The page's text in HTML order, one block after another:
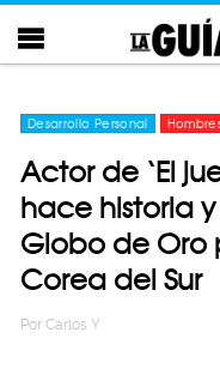
Desarrollo Personal
Actor de ‘El
hace historia
Globo de Oro
Corea del Sur
Por Carlos Y